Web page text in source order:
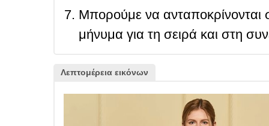
Μπορούμε να ανταποκρίνονται
μήνυμα για τη σειρά και στη
Λεπτομέρεια εικόνων